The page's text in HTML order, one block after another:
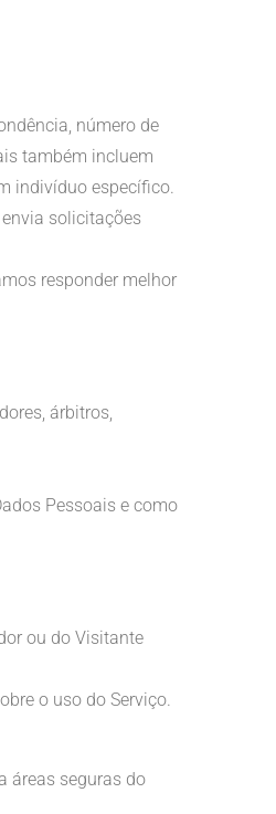
número de
também incluem
indivíduo específico.
solicitações
responder melhor
árbitros,
Pessoais e como
ou do Visitante
o uso do Serviço.
áreas seguras do